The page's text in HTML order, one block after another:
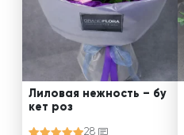
Лиловая нежность – бу
кет роз
28